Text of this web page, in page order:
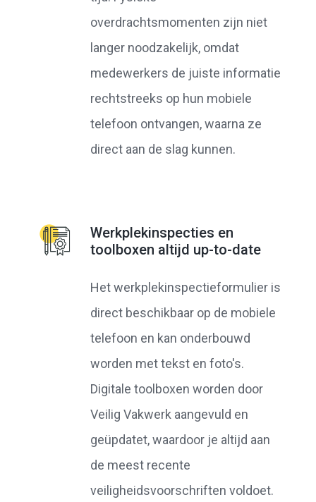
overdrachtsmomenten zijn niet
langer noodzakelijk, omdat
medewerkers de juiste informatie
rechtstreeks op hun mobiele
telefoon ontvangen, waarna ze
direct aan de slag kunnen.
Werkplekinspecties en
toolboxen altijd up-to-date
Het werkplekinspectieformulier is
direct beschikbaar op de mobiele
telefoon en kan onderbouwd
worden met tekst en foto's.
Digitale toolboxen worden door
Veilig Vakwerk aangevuld en
geüpdatet, waardoor je altijd aan
de meest recente
veiligheidsvoorschriften voldoet.